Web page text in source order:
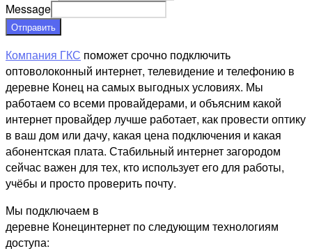
Message
Отправить
Компания ГКС поможет срочно подключить
оптоволоконный интернет, телевидение и телефонию в
деревне Конец на самых выгодных условиях. Мы
работаем со всеми провайдерами, и объясним какой
интернет провайдер лучше работает, как провести оптику
в ваш дом или дачу, какая цена подключения и какая
абонентская плата. Стабильный интернет загородом
сейчас важен для тех, кто использует его для работы,
учёбы и просто проверить почту.
Мы подключаем в
деревне Конецинтернет по следующим технологиям
доступа: